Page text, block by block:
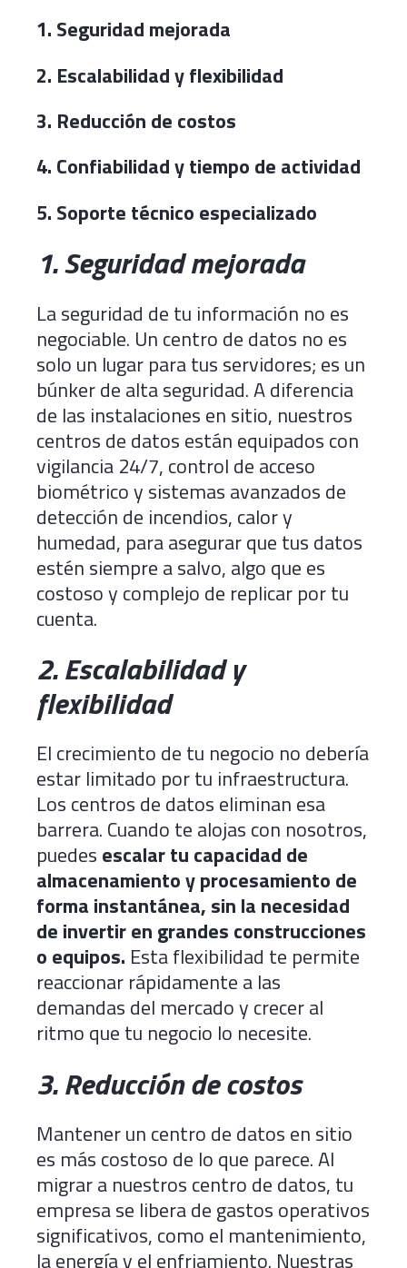
1. Seguridad mejorada
2. Escalabilidad y flexibilidad
3. Reducción de costos
4. Confiabilidad y tiempo de actividad
5. Soporte técnico especializado
1. Seguridad mejorada
La seguridad de tu información no es
negociable. Un centro de datos no es
solo un lugar para tus servidores; es un
búnker de alta seguridad. A diferencia
de las instalaciones en sitio, nuestros
centros de datos están equipados con
vigilancia 24/7, control de acceso
biométrico y sistemas avanzados de
detección de incendios, calor y
humedad, para asegurar que tus datos
estén siempre a salvo, algo que es
costoso y complejo de replicar por tu
cuenta.
2. Escalabilidad y
flexibilidad
El crecimiento de tu negocio no debería
estar limitado por tu infraestructura.
Los centros de datos eliminan esa
barrera. Cuando te alojas con nosotros,
puedes escalar tu capacidad de
almacenamiento y procesamiento de
forma instantánea, sin la necesidad
de invertir en grandes construcciones
o equipos. Esta flexibilidad te permite
reaccionar rápidamente a las
demandas del mercado y crecer al
ritmo que tu negocio lo necesite.
3. Reducción de costos
Mantener un centro de datos en sitio
es más costoso de lo que parece. Al
migrar a nuestros centro de datos, tu
empresa se libera de gastos operativos
significativos, como el mantenimiento,
la energía y el enfriamiento. Nuestras